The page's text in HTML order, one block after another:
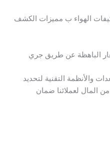
الهواء ب مميزات الكشف
الباهظة عن طريق جري
والأنظمة التقنية لتحديد
من المال لعملائنا ضمان